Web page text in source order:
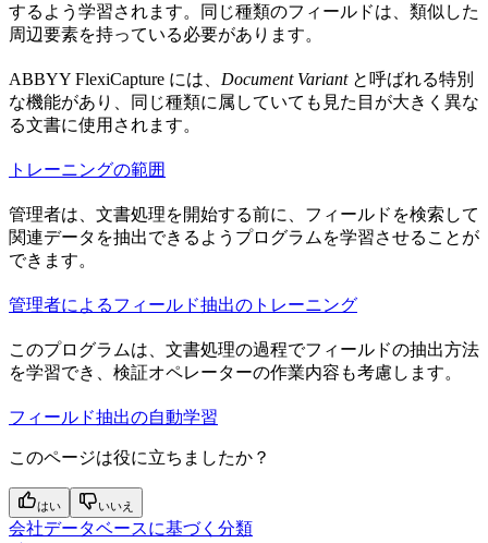
するよう学習されます。同じ種類のフィールドは、類似した
周辺要素を持っている必要があります。
ABBYY FlexiCapture には、 Document Variantと呼ばれる特別
な機能があり、同じ種類に属していても見た目が大きく異な
る文書に使用されます。
トレーニングの範囲
管理者は、文書処理を開始する前に、フィールドを検索して
関連データを抽出できるようプログラムを学習させることが
できます。
管理者によるフィールド抽出のトレーニング
このプログラムは、文書処理の過程でフィールドの抽出方法
を学習でき、検証オペレーターの作業内容も考慮します。
フィールド抽出の自動学習
このページは役に立ちましたか？
はい いいえ
会社データベースに基づく分類